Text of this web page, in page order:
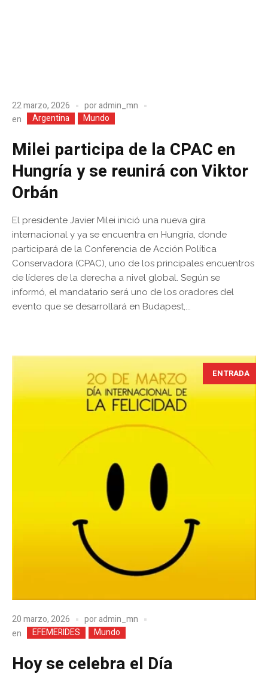
22 marzo, 2026 poradmin_mn
en
Argentina Mundo
Milei participa de la CPAC en
Hungría y se reunirá con Viktor
Orbán
El presidente Javier Milei inició una nueva gira
internacional y ya se encuentra en Hungría, donde
participará de la Conferencia de Acción Política
Conservadora (CPAC), uno de los principales encuentros
de líderes de la derecha a nivel global. Según se
informó, el mandatario será uno de los oradores del
evento que se desarrollará en Budapest,...
ENTRADA
20 marzo, 2026 poradmin_mn
en
EFEMERIDES Mundo
Hoy se celebra el Día